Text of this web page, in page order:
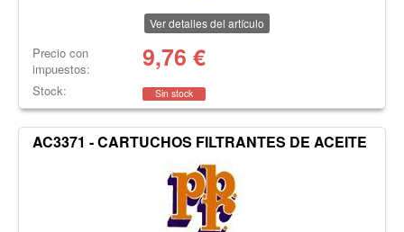
Ver detalles del artículo
Precio con
impuestos:
9,76 €
Stock: Sin stock
AC3371 - CARTUCHOS FILTRANTES DE ACEITE